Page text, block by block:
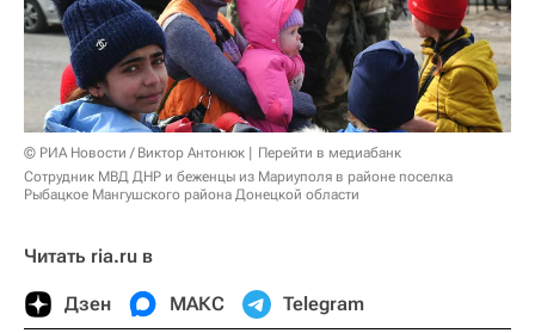
© РИА Новости / Виктор Антонюк
Перейти в медиабанк
Сотрудник МВД ДНР и беженцы из Мариуполя в районе поселка
Рыбацкое Мангушского района Донецкой области
Читать ria.ru в
Дзен МАКС Telegram